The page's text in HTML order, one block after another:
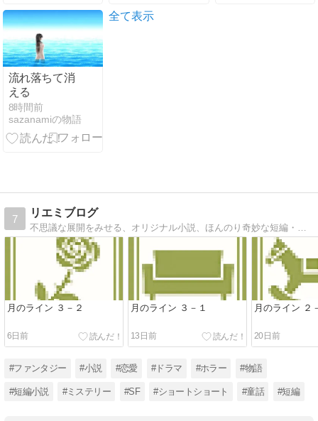
流れ落ちて消
える
8時間前
sazanamiの物語
全て表示
7
リエミブログ
月のライン ３－２
6日前
月のライン ３－１
13日前
月のライン ２
20日前
#ファンタジー #小説 #恋愛 #ドラマ #ホラー #物語
#短編小説 #ミステリー #SF #ショートショート #童話 #短編